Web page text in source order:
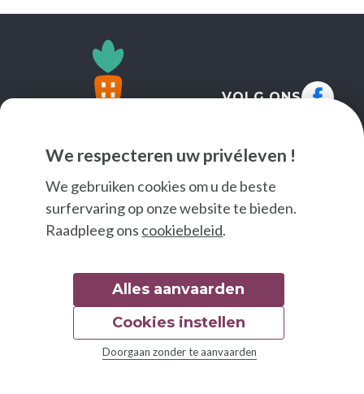
We respecteren uw privéleven !
We gebruiken cookies om u de beste
surfervaring op onze website te bieden.
Raadpleeg ons cookiebeleid.
Alles aanvaarden
Doorgaan zonder te aanvaarden
Cookies instellen
VOLG ONS
© 2026 Good Food
Wettelijke bepalingen